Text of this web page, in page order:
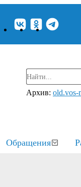
Архив: old.vos-
Обращения